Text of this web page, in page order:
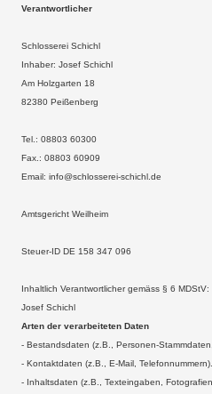
Verantwortlicher
Schlosserei Schichl
Inhaber: Josef Schichl
Am Holzgarten 18
82380 Peißenberg
Tel.: 08803 60300
Fax.: 08803 60909
Email: info@schlosserei-schichl.de
Amtsgericht Weilheim
Steuer-ID DE 158 347 096
Inhaltlich Verantwortlicher gemäss § 6 MDStV:
Josef Schichl
Arten der verarbeiteten Daten
- Bestandsdaten (z.B., Personen-
- Kontaktdaten (z.B., E-Mail, Telefonnummern).
- Inhaltsdaten (z.B., Texteingaben,